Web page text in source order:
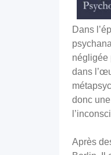
Dans
négligée
dans
donc
Après